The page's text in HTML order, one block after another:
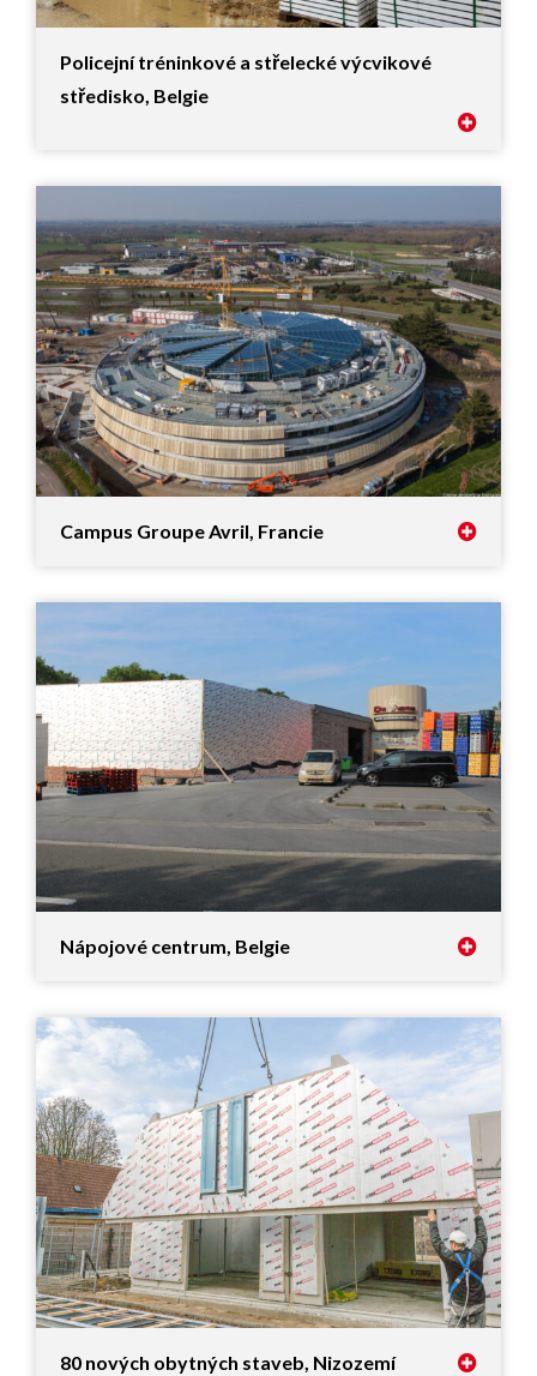
Policejní tréninkové a střelecké výcvikové
středisko, Belgie
Campus Groupe Avril, Francie
Nápojové centrum, Belgie
80 nových obytných staveb, Nizozemí